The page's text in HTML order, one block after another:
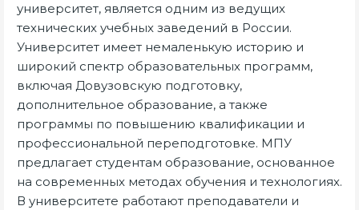
университет, является одним из ведущих
технических учебных заведений в России.
Университет имеет немаленькую историю и
широкий спектр образовательных программ,
включая Довузовскую подготовку,
дополнительное образование, а также
программы по повышению квалификации и
профессиональной переподготовке. МПУ
предлагает студентам образование, основанное
на современных методах обучения и технологиях.
В университете работают преподаватели и